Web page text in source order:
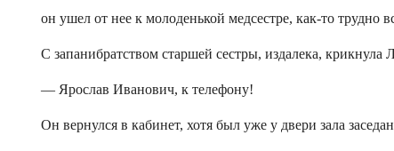
он ушел от нее к молоденькой медсестре, как-то трудно
С запанибратством старшей сестры, издалека, крикнула
— Ярослав Иванович, к телефону!
Он вернулся в кабинет, хотя был уже у двери зала